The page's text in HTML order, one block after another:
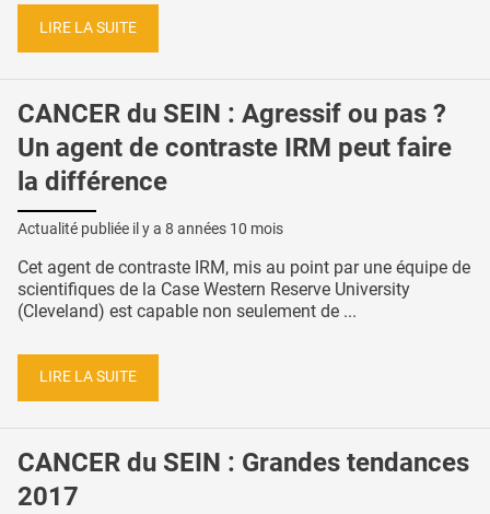
LIRE LA SUITE
CANCER du SEIN : Agressif ou pas ?
Un agent de contraste IRM peut faire
la différence
Actualité publiée il y a 8 années 10 mois
Cet agent de contraste IRM, mis au point par une équipe de
scientifiques de la Case Western Reserve University
(Cleveland) est capable non seulement de ...
LIRE LA SUITE
CANCER du SEIN : Grandes tendances
2017